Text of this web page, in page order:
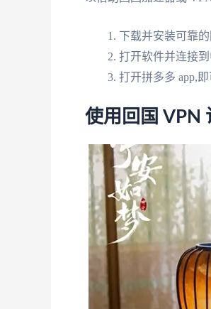
下载并安装可靠
打开软件并连接
打开拼多多 app,
使用回国 VPN